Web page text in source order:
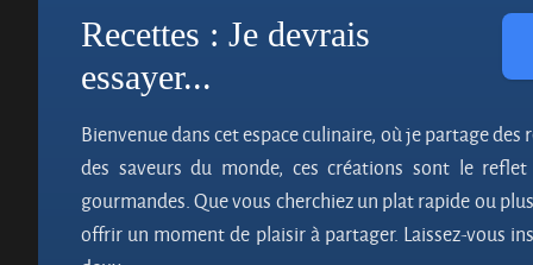
Recettes : Je devrais
essayer...
Bienvenue dans cet espace culinaire, où je partage
des saveurs du monde, ces créations sont le
gourmandes. Que vous cherchiez un plat rapide ou
offrir un moment de plaisir à partager. Laissez-vous